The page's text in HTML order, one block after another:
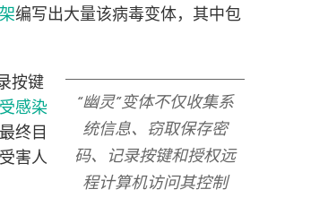
编写出大量该病毒变体，其中包
“幽灵”变体不仅收集系
统信息、窃取保存密
码、记录按键和授权远
程计算机访问其控制
按键
感染
终目
害人